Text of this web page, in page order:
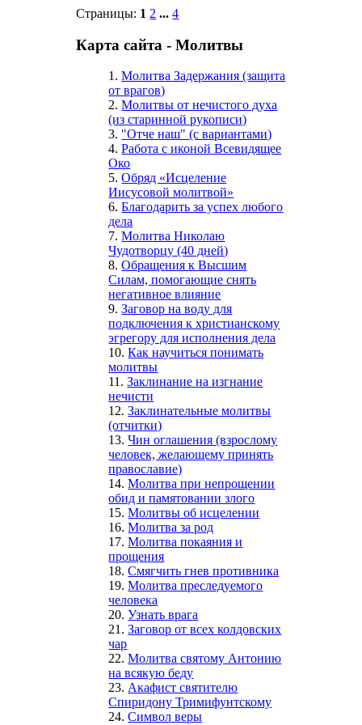
Страницы: 1 2 ...4
Карта сайта - Молитвы
1.Молитва Задержания (защита
от врагов)
2.Молитвы от нечистого духа
(из старинной рукописи)
3. "Отче наш" (с вариантами)
4.Работа с иконой Всевидящее
Око
5.Обряд «Исцеление
Иисусовой молитвой»
6.Благодарить за успех любого
дела
7.Молитва Николаю
Чудотворцу (40 дней)
8.Обращения к Высшим
Силам, помогающие снять
негативное влияние
9.Заговор на воду для
подключения к христианскому
эгрегору для исполнения дела
10.Как научиться понимать
молитвы
11.Заклинание на изгнание
нечисти
12.Заклинательные молитвы
(отчитки)
13.Чин оглашения (взрослому
человек, желающему принять
православие)
14.Молитва при непрощении
обид и памятовании злого
15.Молитвы об исцелении
16.Молитва за род
17.Молитва покаяния и
прощения
18.Смягчить гнев противника
19.Молитва преследуемого
человека
20.Узнать врага
21.Заговор от всех колдовских
чар
22.Молитва святому Антонию
на всякую беду
23.Акафист святителю
Спиридону Тримифунтскому
24.Символ веры